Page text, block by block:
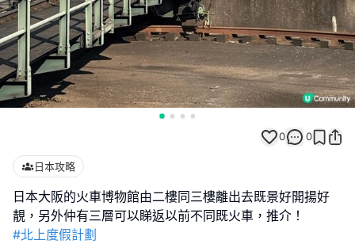
0 0
日本攻略
日本大阪的火車博物館由二樓同三樓離出去既景好開揚好
#北上度假計劃